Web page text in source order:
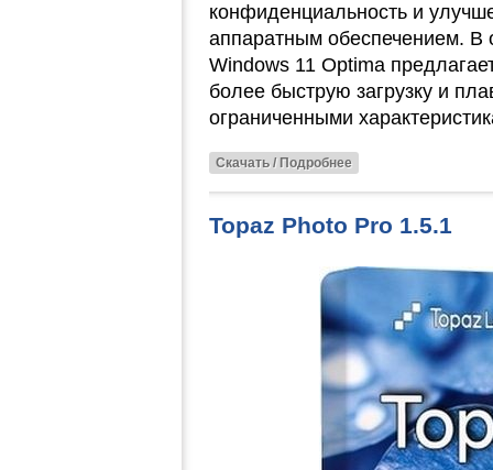
конфиденциальность и
аппаратным обеспечением. В
Windows 11 Optima
более быструю загрузку и
ограниченными
Скачать / Подробнее
Topaz Photo Pro 1.5.1